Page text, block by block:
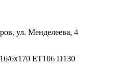
ул. Менделеева, 4